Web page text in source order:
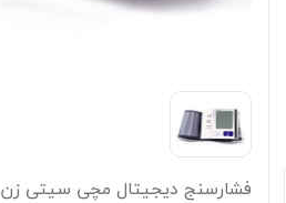
فشارسنج دیجیتال مچی سیتی زن CH-657 :